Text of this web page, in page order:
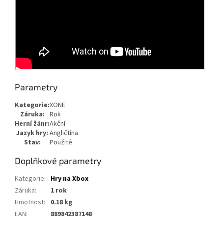
Parametry
Kategorie:XONE
Záruka: Rok
Herní žánr:Akční
Jazyk hry: Angličtina
Stav:
Použité
Doplňkové parametry
Kategorie: Hry na Xbox
Záruka:
1 rok
Hmotnost:
0.18 kg
EAN: 889842387148